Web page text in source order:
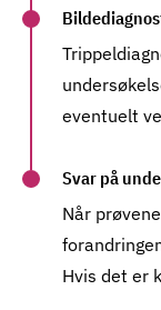
eventuelt
Svar på
Når
Hvis det er